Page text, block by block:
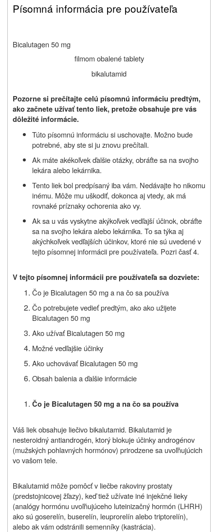
Písomná informácia pre používateľa
Bicalutagen 50 mg
filmom obalené tablety
bikalutamid
Pozorne si prečítajte celú písomnú informáciu predtým,
ako začnete užívať tento liek, pretože obsahuje pre vás
dôležité informácie.
Túto písomnú informáciu si uschovajte. Možno bude
potrebné, aby ste si ju znovu prečítali.
Ak máte akékoľvek ďalšie otázky, obráťte sa na svojho
lekára alebo lekárnika.
Tento liek bol predpísaný iba vám. Nedávajte ho nikomu
inému. Môže mu uškodiť, dokonca aj vtedy, ak má
rovnaké príznaky ochorenia ako vy.
Ak sa u vás vyskytne akýkoľvek vedľajší účinok, obráťte
sa na svojho lekára alebo lekárnika. To sa týka aj
akýchkoľvek vedľajších účinkov, ktoré nie sú uvedené v
tejto písomnej informácii pre používateľa. Pozri časť 4.
V tejto písomnej informácii pre používateľa sa dozviete:
Čo je Bicalutagen 50 mg a na čo sa používa
Čo potrebujete vedieť predtým, akoako užijete
Bicalutagen 50 mg
Ako užívať Bicalutagen 50 mg
Možné vedľajšie účinky
Ako uchovávať Bicalutagen 50 mg
Obsah balenia a ďalšieinformácie
Čo je Bicalutagen 50 mg a na čo sa používa
Váš liek obsahuje liečivo bikalutamid. Bikalutamid je
nesteroidný antiandrogén, ktorý blokuje účinky androgénov
(mužských pohlavných hormónov) prirodzene sa uvoľňujúcich
vo vašom tele.
Bikalutamid môže pomôcť v liečbe rakoviny prostaty
(predstojnicovej žľazy), keď tiež užívate iné injekčné lieky
(analógy hormónu uvoľňujúceho luteinizačný hormón (LHRH)
ako sú goserelín, buserelín, leuprorelín alebo triptorelín),
alebo ak vám odstránili semenníky (kastrácia).